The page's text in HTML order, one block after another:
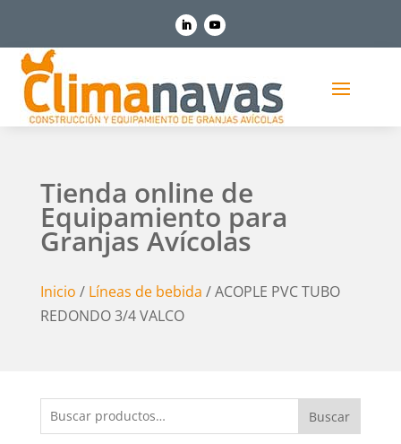
Tienda online de
Equipamiento para
Granjas Avícolas
Inicio / Líneas de bebida / ACOPLE PVC TUBO
REDONDO 3/4 VALCO
Buscar
por:
Buscar